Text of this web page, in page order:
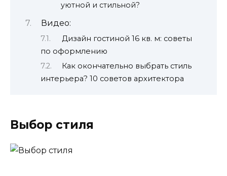
уютной и стильной?
Видео:
Дизайн гостиной 16 кв. м: советы
по оформлению
Как окончательно выбрать стиль
интерьера? 10 советов архитектора
Выбор стиля